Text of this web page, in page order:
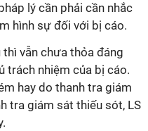
lý cần phải cần nhắc
hình sự đối với bị cáo.
vẫn chưa thỏa đáng
trách nhiệm của bị cáo.
hay do thanh tra giám
tra giám sát thiếu sót, LS